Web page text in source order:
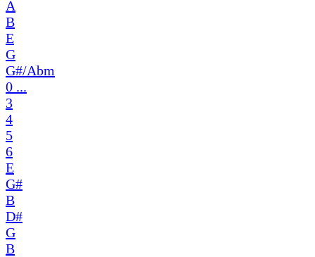
A
B
E
G
G#/Abm
0 ...
3
4
5
6
E
G#
B
D#
G
B